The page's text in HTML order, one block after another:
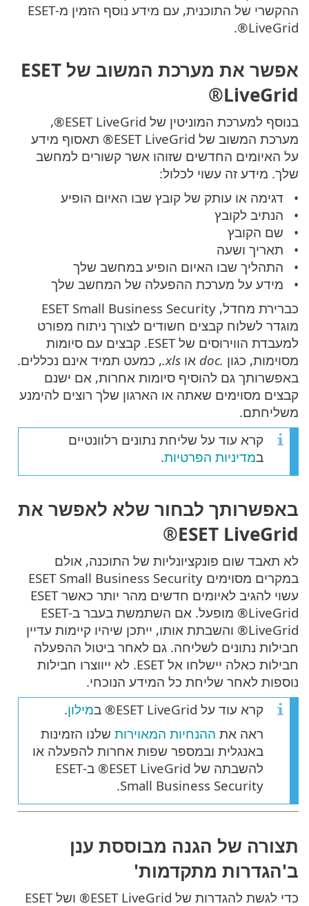
ההקשרי של התוכנית, עם מידע נוסף הזמין מ-ESET
LiveGrid®.
אפשר את מערכת המשוב של ESET
LiveGrid®
בנוסף למערכת המוניטין של ESET LiveGrid®,
מערכת המשוב של ESET LiveGrid® תאסוף מידע
על האיומים החדשים שזוהו אשר קשורים למחשב
שלך. מידע זה עשוי לכלול:
דגימה או עותק של קובץ שבו האיום הופיע
הנתיב לקובץ
שם הקובץ
תאריך ושעה
התהליך שבו האיום הופיע במחשב שלך
מידע על מערכת ההפעלה של המחשב שלך
כברירת מחדל, ESET Small Business Security
מוגדר לשלוח קבצים חשודים לצורך ניתוח מפורט
למעבדת הווירוסים של ESET. קבצים עם סיומות
מסוימות, כגון .doc או ‎ .xls, כמעט תמיד אינם נכללים.
באפשרותך גם להוסיף סיומות אחרות, אם ישנם
קבצים מסוימים שאתה או הארגון שלך רוצים להימנע
משליחתם.
קרא עוד על שליחת נתונים רלוונטיים
במדיניות הפרטיות.
באפשרותך לבחור שלא לאפשר את
ESET LiveGrid®
לא תאבד שום פונקציונליות של התוכנה, אולם
במקרים מסוימים ESET Small Business Security
עשוי להגיב לאיומים חדשים מהר יותר כאשר ESET
LiveGrid® מופעל. אם השתמשת בעבר ב-ESET
LiveGrid® והשבתת אותו, ייתכן שיהיו קיימות עדיין
חבילות נתונים לשליחה. גם לאחר ביטול ההפעלה
חבילות כאלה יישלחו אל ESET. לא ייווצרו חבילות
נוספות לאחר שליחת כל המידע הנוכחי.
קרא עוד על ESET LiveGrid® ב
מילון.
ראה את ההנחיות המאוירות שלנו הזמינות
באנגלית ובמספר שפות אחרות להפעלה או
להשבתה של ESET LiveGrid® ב-ESET
Small Business Security.
תצורה של הגנה מבוססת ענן
ב'הגדרות מתקדמות'
כדי לגשת להגדרות של ESET LiveGrid® ושל ESET